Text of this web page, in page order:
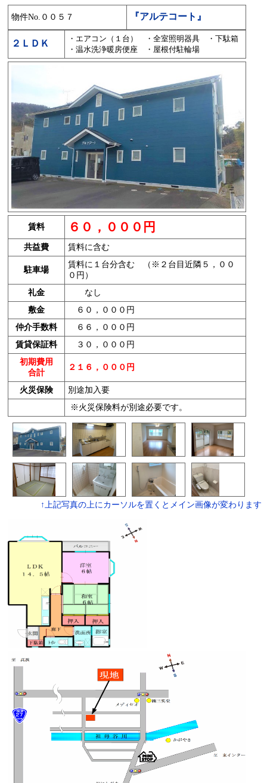
物件No.００５７ 『アルテコート』
２ＬＤＫ
・エアコン（１台） ・全室照明器具 ・下駄箱
・温水洗浄暖房便座 ・屋根付駐輪場
賃料 ６０，０００円
共益費 賃料に含む
駐車場
賃料に１台分含む （※２台目近隣５，００
０円）
礼金
なし
敷金
６０，０００円
仲介手数料
６６，０００円
賃貸保証料
３０，０００円
初期費用
合計
２１６，０００円
火災保険
別途加入要
※火災保険料が別途必要です。
↑上記写真の上にカーソルを置くとメイン画像が変わります